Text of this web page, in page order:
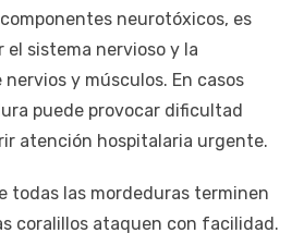
neurotóxicos, es
sistema nervioso y la
y músculos. En casos
puede provocar dificultad
atención hospitalaria urgente.
todas las mordeduras terminen
coralillos ataquen con facilidad.